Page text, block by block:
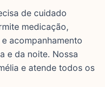
de cuidado
medicação,
acompanhamento
e da noite. Nossa
e atende todos os